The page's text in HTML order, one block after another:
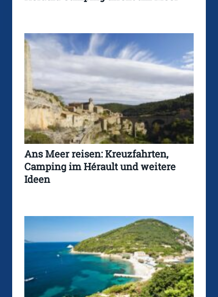
Ans Meer reisen: Kreuzfahrten,
Camping im Hérault und weitere
Ideen